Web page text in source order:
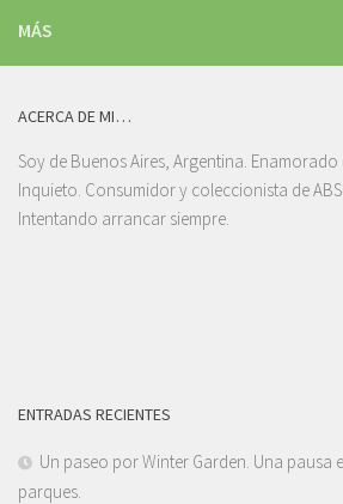
MÁS
ACERCA DE MI…
Soy de Buenos Aires, Argentina.
Inquieto. Consumidor y coleccionista de
Intentando arrancar siempre.
ENTRADAS RECIENTES
Un paseo por Winter Garden. Una pausa
parques.